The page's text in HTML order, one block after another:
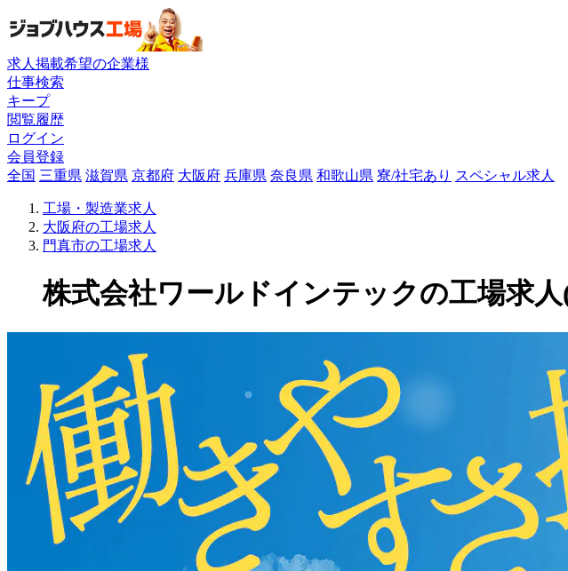
求人掲載希望の企業様
仕事検索
キープ
閲覧履歴
ログイン
会員登録
全国 三重県 滋賀県 京都府 大阪府 兵庫県 奈良県 和歌山県 寮/社宅あり スペシャル求人
工場・製造業求人
大阪府の工場求人
門真市の工場求人
株式会社ワールドインテックの工場求人